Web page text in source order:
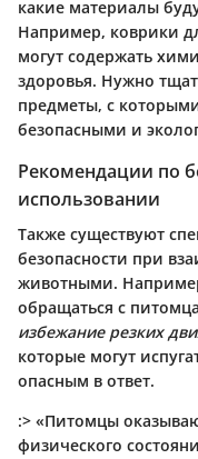
какие материалы
Например, коврики
могут содержать
здоровья. Нужно
предметы, с
безопасными и
Рекомендации по
использовании
Также существуют
безопасности при
животными.
обращаться с
избежание резких
которые могут
опасным в ответ.
:> «Питомцы
физического